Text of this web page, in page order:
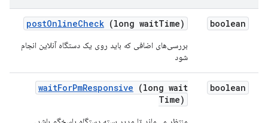
boolean
postOnlineCheck (long waitTime)
بررسی‌های اضافی که باید روی یک دستگاه آنلاین انجام
شود
boolean
waitForPmResponsive (long wait
Time)